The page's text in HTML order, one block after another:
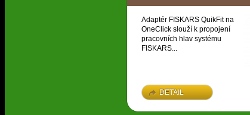
Adaptér FISKARS QuikFit na
OneClick slouží k propojení
pracovních hlav systému
FISKARS...
DETAIL